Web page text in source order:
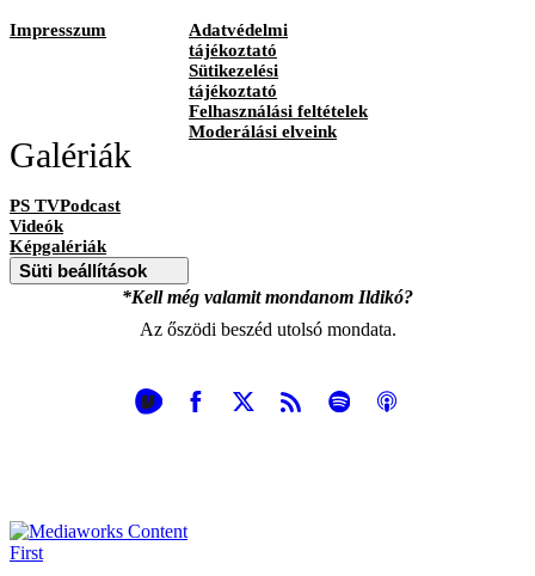
Impresszum
Adatvédelmi
tájékoztató
Sütikezelési
tájékoztató
Felhasználási feltételek
Moderálási elveink
Galériák
PS TVPodcast
Videók
Képgalériák
Süti beállítások
*Kell még valamit mondanom Ildikó?
Az őszödi beszéd utolsó mondata.